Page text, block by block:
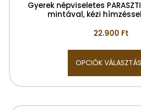
Gyerek népviseletes
mintával, kézi
22.900 Ft
OPCIÓK